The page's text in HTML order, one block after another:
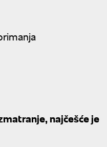
najčešće je